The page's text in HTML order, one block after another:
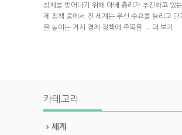
침체를 벗어나기 위해 아베 총리가 추진하고 있
제 정책 중에서 전 세계는 우선 수요를 늘리고 단
을 높이는 거시 경제 정책에 주목을 → 더 보기
카테고리
세계